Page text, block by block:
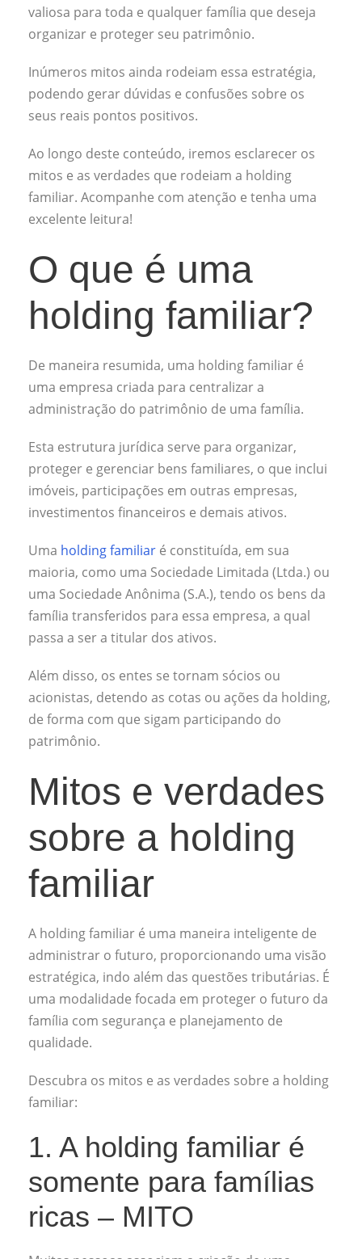
valiosa para toda e qualquer família que deseja
organizar e proteger seu patrimônio.
Inúmeros mitos ainda rodeiam essa estratégia,
podendo gerar dúvidas e confusões sobre os
seus reais pontos positivos.
Ao longo deste conteúdo, iremos esclarecer os
mitos e as verdades que rodeiam a holding
familiar. Acompanhe com atenção e tenha uma
excelente leitura!
O que é uma
holding familiar?
De maneira resumida, uma holding familiar é
uma empresa criada para centralizar a
administração do patrimônio de uma família.
Esta estrutura jurídica serve para organizar,
proteger e gerenciar bens familiares, o que inclui
imóveis, participações em outras empresas,
investimentos financeiros e demais ativos.
Uma holding familiar é constituída, em sua
maioria, como uma Sociedade Limitada (Ltda.) ou
uma Sociedade Anônima (S.A.), tendo os bens da
família transferidos para essa empresa, a qual
passa a ser a titular dos ativos.
Além disso, os entes se tornam sócios ou
acionistas, detendo as cotas ou ações da holding,
de forma com que sigam participando do
patrimônio.
Mitos e verdades
sobre a holding
familiar
A holding familiar é uma maneira inteligente de
administrar o futuro, proporcionando uma visão
estratégica, indo além das questões tributárias. É
uma modalidade focada em proteger o futuro da
família com segurança e planejamento de
qualidade.
Descubra os mitos e as verdades sobre a holding
familiar:
1. A holding familiar é
somente para famílias
ricas – MITO